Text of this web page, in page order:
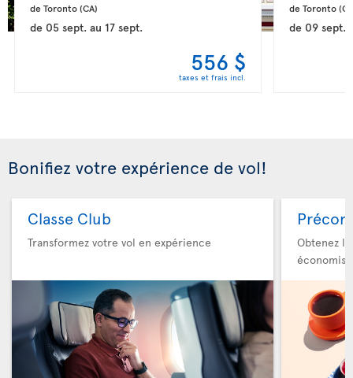
de Toronto (CA)
de 05 sept.au 17 sept.
556 $
taxes et frais incl.
de Toronto
de 09 sept.
Bonifiez votre expérience de vol!
Classe Club
Transformez votre vol en expérience
Obtenez